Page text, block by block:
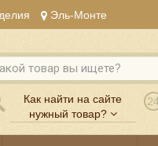
Эль-Монте
Как найти на сайте
нужный товар?